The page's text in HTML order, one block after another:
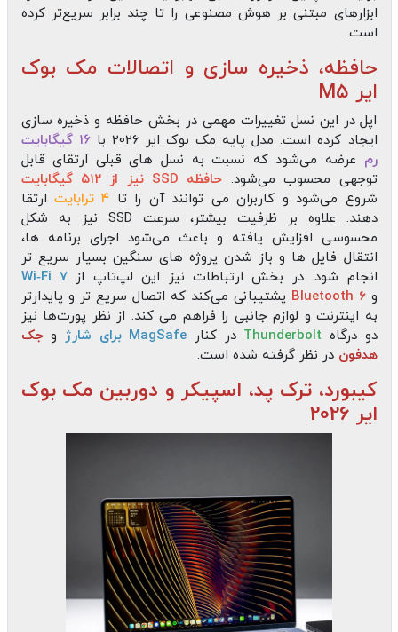
ابزارهای مبتنی بر هوش مصنوعی را تا چند برابر سریع‌تر کرده
است.
حافظه، ذخیره‌ سازی و اتصالات مک بوک
ایر M5
اپل در این نسل تغییرات مهمی در بخش حافظه و ذخیره‌ سازی
ایجاد کرده است. مدل پایه مک‌ بوک ایر 2026 با
۱۶ گیگابایت
رم عرضه می‌شود که نسبت به نسل‌ های قبلی ارتقای قابل
توجهی محسوب می‌شود. حافظه SSD نیز از ۵۱۲ گیگابایت
شروع می‌شود و کاربران می‌ توانند آن را تا ۴ ترابایت
ارتقا
دهند. علاوه بر ظرفیت بیشتر، سرعت SSD نیز به شکل
محسوسی افزایش یافته و باعث می‌شود اجرای برنامه‌ ها،
انتقال فایل‌ ها و باز شدن پروژه‌ های سنگین بسیار سریع‌ تر
انجام شود. در بخش ارتباطات نیز این لپ‌تاپ ازWi‑Fi 7
و Bluetooth 6 پشتیبانی می‌کند که اتصال سریع‌ تر و پایدارتر
به اینترنت و لوازم جانبی را فراهم می‌ کند. از نظر پورت‌ها نیز
دو درگاه Thunderbolt در کنار MagSafe برای شارژ وجک
هدفون در نظر گرفته شده است.
کیبورد، ترک‌ پد، اسپیکر و دوربین مک بوک
ایر 2026